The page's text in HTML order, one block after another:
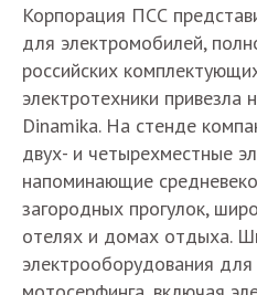
Корпорация ПСС
для электромобилей,
российских
электротехники привезла
Dinamika. На стенде
двух- и четырехместные
напоминающие
загородных прогулок,
отелях и домах отдыха.
электрооборудования